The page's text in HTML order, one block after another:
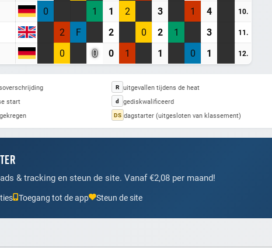
0 1 1 2 3 1 4 10.
2 F 2 0 2 1 3 11.
0 0 0 1 1 0 1 12.
R uitgevallen tijdens de heat
start d gediskwalificeerd
DS dagstarter (uitgesloten van klassement)
& tracking en steun de site. Vanaf €2,08 per maand!
Toegang tot de app Steun de site
Heb je al een account? Inloggen